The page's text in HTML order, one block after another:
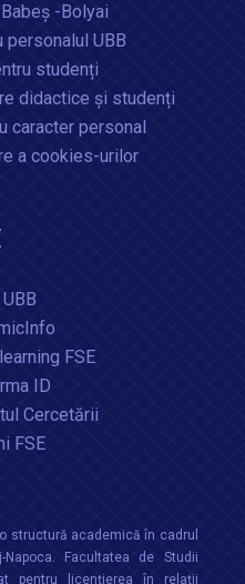
-Bolyai
UBB
studenți
didactice și studenți
caracter personal
a cookies-urilor
FSE
ID
Cercetării
FSE
structură academică în cadrul
Napoca. Facultatea de Studii
pentru licențierea în relaţii